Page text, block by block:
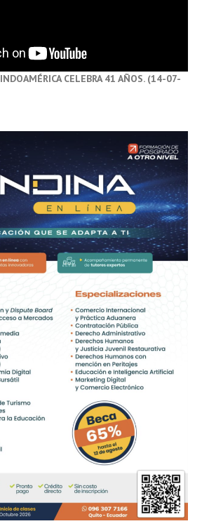
INDOAMÉRICA CELEBRA 41 AÑOS. (14-07-